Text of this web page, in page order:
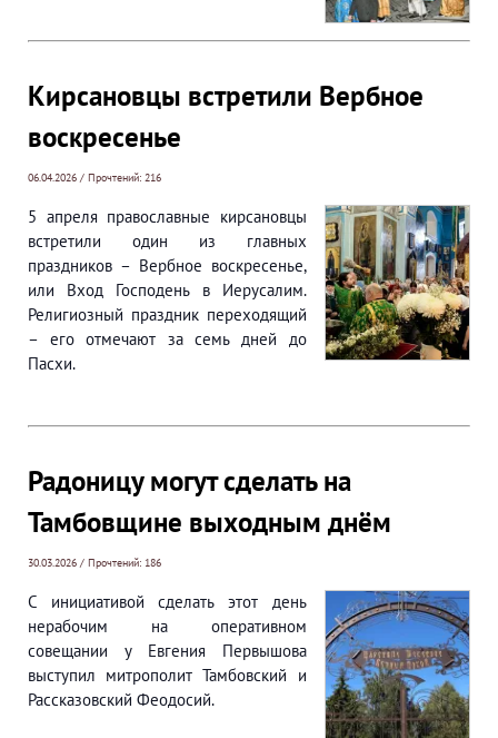
Кирсановцы встретили Вербное
воскресенье
06.04.2026 / Прочтений: 216
5 апреля православные кирсановцы
встретили один из главных
праздников – Вербное воскресенье,
или Вход Господень в Иерусалим.
Религиозный праздник переходящий
– его отмечают за семь дней до
Пасхи.
Радоницу могут сделать на
Тамбовщине выходным днём
30.03.2026 / Прочтений: 186
С инициативой сделать этот день
нерабочим на оперативном
совещании у Евгения Первышова
выступил митрополит Тамбовский и
Рассказовский Феодосий.